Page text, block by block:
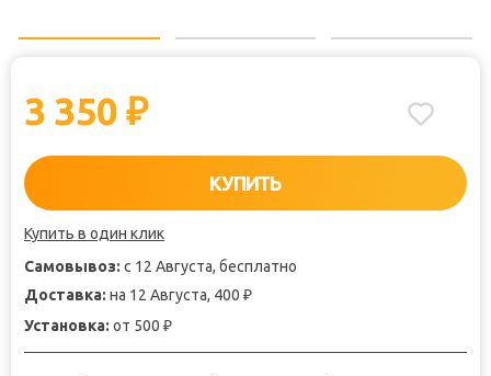
3 350₽
КУПИТЬ
Купить в один клик
Самовывоз: с 12 Августа, бесплатно
Доставка: на 12 Августа, 400 ₽
Установка: от 500 ₽